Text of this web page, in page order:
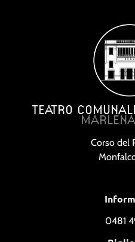
TEATRO
Corso del
0481